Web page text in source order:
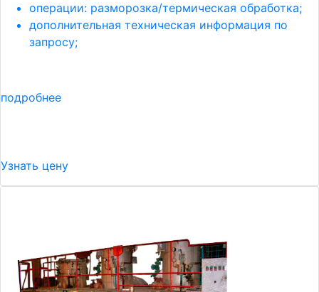
операции: разморозка/термическая обработка;
дополнительная техническая информация по
запросу;
подробнее
Узнать цену